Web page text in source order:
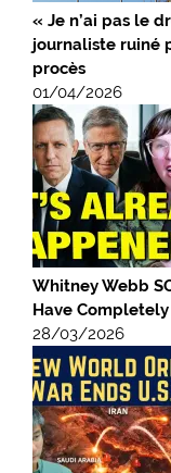
« Je n’ai pas le
journaliste ruiné
procès
01/04/2026
Whitney Webb
Have
28/03/2026